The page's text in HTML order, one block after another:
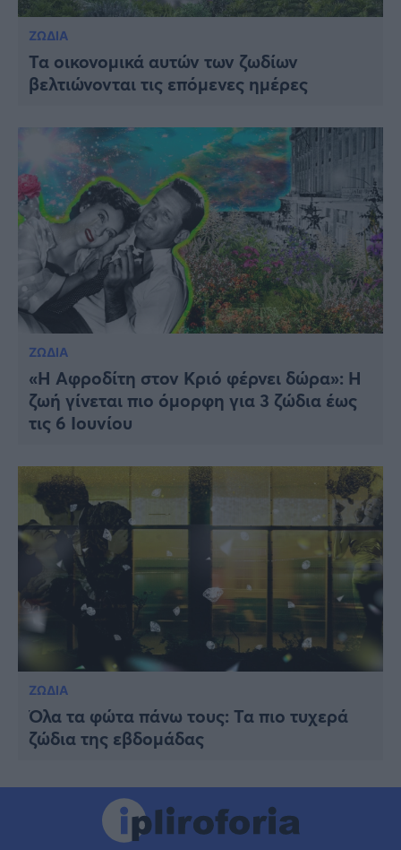
ΖΩΔΙΑ
Τα οικονομικά αυτών των ζωδίων
βελτιώνονται τις επόμενες ημέρες
ΖΩΔΙΑ
«Η Αφροδίτη στον Κριό φέρνει δώρα»: Η
ζωή γίνεται πιο όμορφη για 3 ζώδια έως
τις 6 Ιουνίου
ΖΩΔΙΑ
Όλα τα φώτα πάνω τους: Τα πιο τυχερά
ζώδια της εβδομάδας